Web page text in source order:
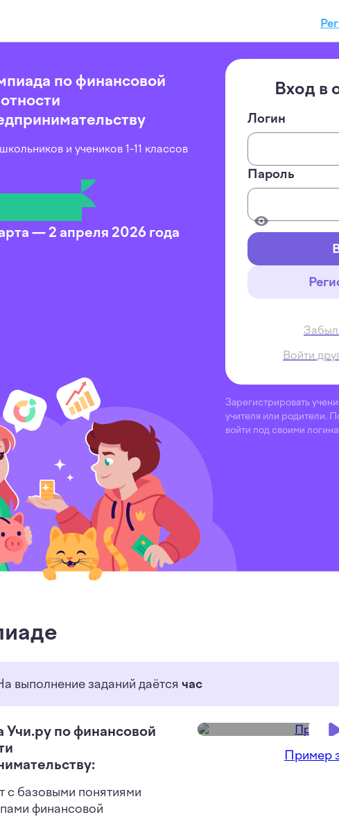
по финансовой
и учеников 1-11 классов
— 2 апреля 2026 года
Вход в
Логин
Пароль
Войти
Зарегистрировать
учителя или родители.
войти под своими
выполнение заданий даётся час
по финансовой
с базовыми понятиями
финансовой
Пример